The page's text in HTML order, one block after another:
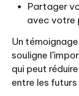
Partager
avec votre
Un témoignage
souligne
qui peut
entre les